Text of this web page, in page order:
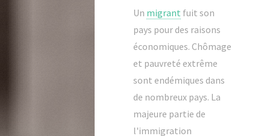
Un migrant fuit son
pays pour des raisons
économiques. Chômage
et pauvreté extrême
sont endémiques dans
de nombreux pays. La
majeure partie de
l'immigration